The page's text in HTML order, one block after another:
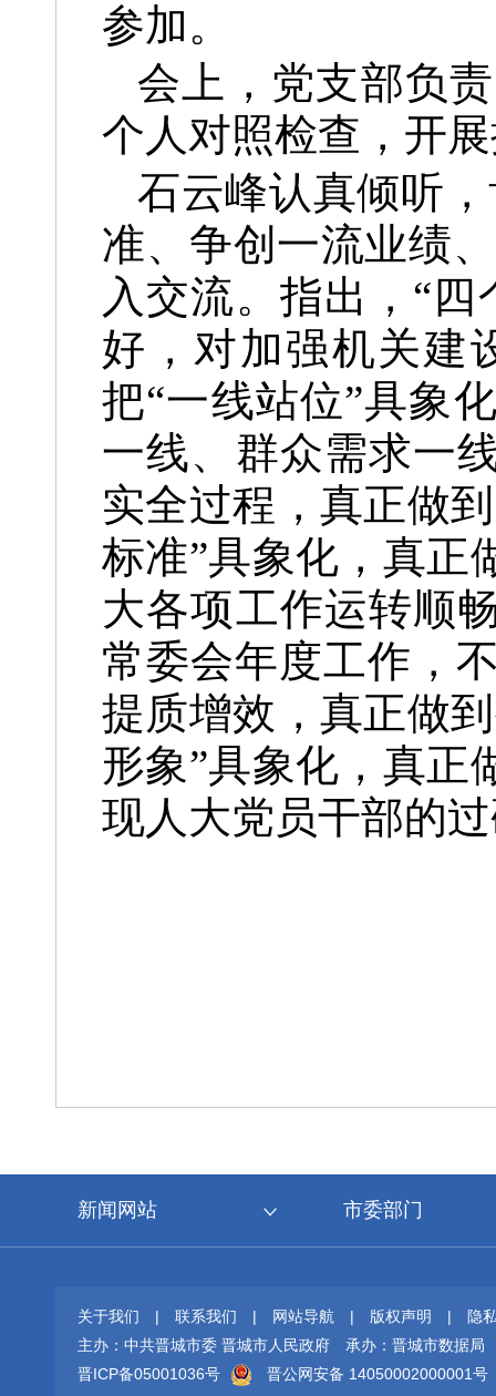
参加。
会上，党支部负
个人对照检查，开
石云峰认真倾听
准、争创一流业绩
入交流。指出，“
好，对加强机关建
把“一线站位”具象
一线、群众需求一
实全过程，真正做
标准”具象化，真正
大各项工作运转顺
常委会年度工作，
提质增效，真正做
形象”具象化，真正
现人大党员干部的
新闻网站 市委部门
关于我们 | 联系我们 | 网站导航 | 版权声明 |
隐
主办：中共晋城市委 晋城市人民政府
承办：晋城市数据局
晋ICP备05001036号
晋公网安备 14050002000001号